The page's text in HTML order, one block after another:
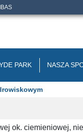
PARK NASZA
ok. ciemieniowej,